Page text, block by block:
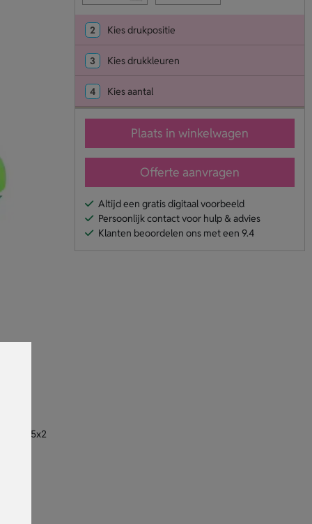
Ø15x2
2 Kies drukpositie
3 Kies drukkleuren
4 Kies aantal
Plaats in winkelwagen
Offerte aanvragen
Altijd een gratis digitaal voorbeeld
Persoonlijk contact voor hulp & advies
Klanten beoordelen ons met een 9.4